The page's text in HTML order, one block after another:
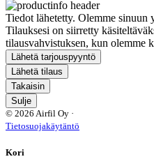
Tiedot lähetetty. Olemme sinuun
Tilauksesi on siirretty
tilausvahvistuksen, kun olemme
Lähetä tarjouspyyntö
Lähetä tilaus
Takaisin
Sulje
© 2026 Airfil Oy ·
Tietosuojakäytäntö
Kori